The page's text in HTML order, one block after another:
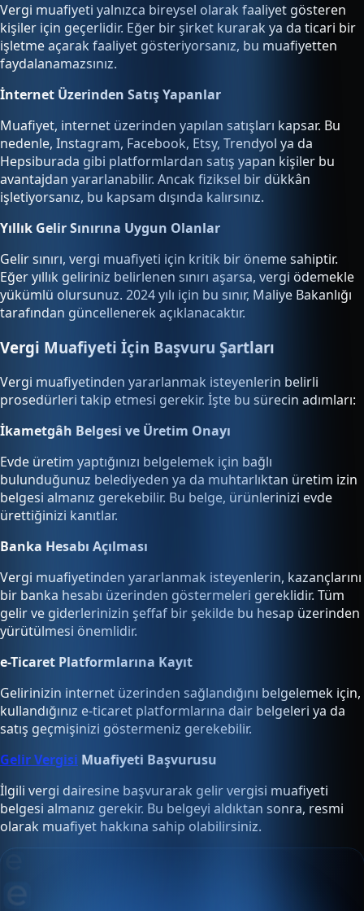
Vergi muafiyeti yalnızca bireysel olarak faaliyet gösteren
kişiler için geçerlidir. Eğer bir şirket kurarak ya da ticari bir
işletme açarak faaliyet gösteriyorsanız, bu muafiyetten
faydalanamazsınız.
İnternet Üzerinden Satış Yapanlar
Muafiyet, internet üzerinden yapılan satışları kapsar. Bu
nedenle, Instagram, Facebook, Etsy, Trendyol ya da
Hepsiburada gibi platformlardan satış yapan kişiler bu
avantajdan yararlanabilir. Ancak fiziksel bir dükkân
işletiyorsanız, bu kapsam dışında kalırsınız.
Yıllık Gelir Sınırına Uygun Olanlar
Gelir sınırı, vergi muafiyeti için kritik bir öneme sahiptir.
Eğer yıllık geliriniz belirlenen sınırı aşarsa, vergi ödemekle
yükümlü olursunuz. 2024 yılı için bu sınır, Maliye Bakanlığı
tarafından güncellenerek açıklanacaktır.
Vergi Muafiyeti İçin Başvuru Şartları
Vergi muafiyetinden yararlanmak isteyenlerin belirli
prosedürleri takip etmesi gerekir. İşte bu sürecin adımları:
İkametgâh Belgesi ve Üretim Onayı
Evde üretim yaptığınızı belgelemek için bağlı
bulunduğunuz belediyeden ya da muhtarlıktan üretim izin
belgesi almanız gerekebilir. Bu belge, ürünlerinizi evde
ürettiğinizi kanıtlar.
Banka Hesabı Açılması
Vergi muafiyetinden yararlanmak isteyenlerin, kazançlarını
bir banka hesabı üzerinden göstermeleri gereklidir. Tüm
gelir ve giderlerinizin şeffaf bir şekilde bu hesap üzerinden
yürütülmesi önemlidir.
e-Ticaret Platformlarına Kayıt
Gelirinizin internet üzerinden sağlandığını belgelemek için,
kullandığınız e-ticaret platformlarına dair belgeleri ya da
satış geçmişinizi göstermeniz gerekebilir.
Gelir Vergisi Muafiyeti Başvurusu
İlgili vergi dairesine başvurarak gelir vergisi muafiyeti
belgesi almanız gerekir. Bu belgeyi aldıktan sonra, resmi
olarak muafiyet hakkına sahip olabilirsiniz.